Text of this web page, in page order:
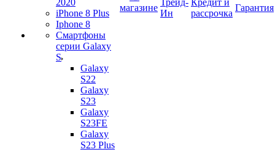
2020
iPhone 8 Plus
Iphone 8
Смартфоны
серии Galaxy
S
Galaxy
S22
Galaxy
S23
Galaxy
S23FE
Galaxy
S23 Plus
магазине
Трейд-
Ин
Кредит и
рассрочка
Гарантия